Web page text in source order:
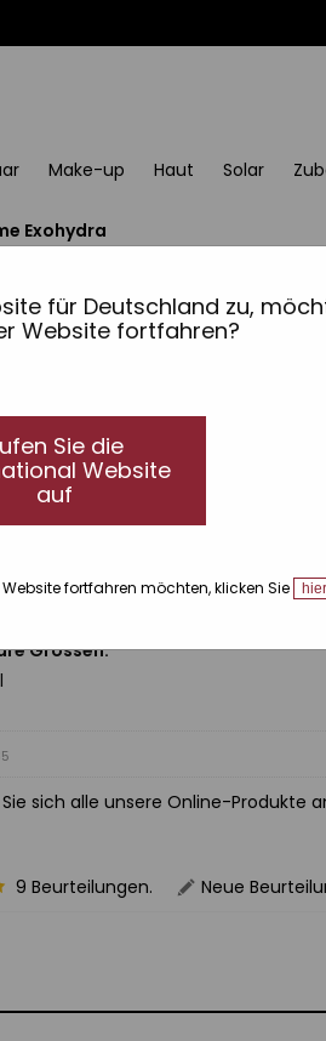
für Deutschland zu,
Website fortfahren?
Sie die
Website
auf
fortfahren möchten, klicken Sie hier
Make-up Haut Solar
Exohydra
mit
eine Feuchtigkeitscreme, die über
eine hochmoderne Formel, die die
mit der Präzision biomimetischer
die entwickelt wurde, um den
Strahlkraft, sichtbare Festigkeit und
Grössen:
sich alle unsere Online-Produkte
9 Beurteilungen. Neue